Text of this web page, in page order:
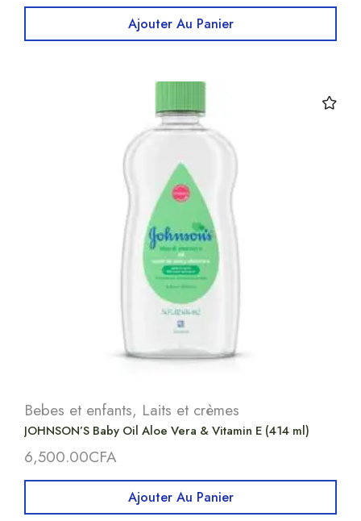
Ajouter Au Panier
Bebes et enfants, Laits et crèmes
JOHNSON’S Baby Oil Aloe Vera & Vitamin E (414 ml)
6,500.00CFA
Ajouter Au Panier